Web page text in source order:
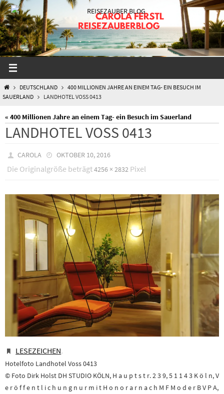
Zum
Inhalt
springen
STARTDEUTSCHLAND
400 MILLIONEN JAHRE AN EINEM TAG- EIN BESUCH IM
SAUERLAND
LANDHOTEL VOSS 0413
« 400 Millionen Jahre an einem Tag- ein Besuch im Sauerland
LANDHOTEL VOSS 0413
CAROLA OKTOBER 10, 2016
Die Originalgröße beträgt4256 × 2832 Pixel
LESEZEICHEN.
Hotelfoto Landhotel Voss 0413
© Foto Dirk Holst DH STUDIO KÖLN, H a u p t s t r. 2 3 9, 5 1 1 4 3 K ö l n, V
e r ö f f e n t l i c h u n g n u r m i t H o n o r a r n a c h M F M o d e r B V P A,